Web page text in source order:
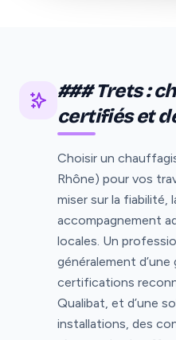
### Trets :
certifiés et
Choisir un
Rhône) pour vos
miser sur la fiabilité,
accompagnement
locales. Un
généralement
certifications
Qualibat, et d’une
installations, des